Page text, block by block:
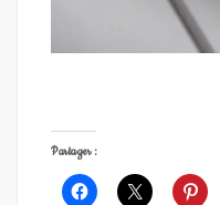
Partager :